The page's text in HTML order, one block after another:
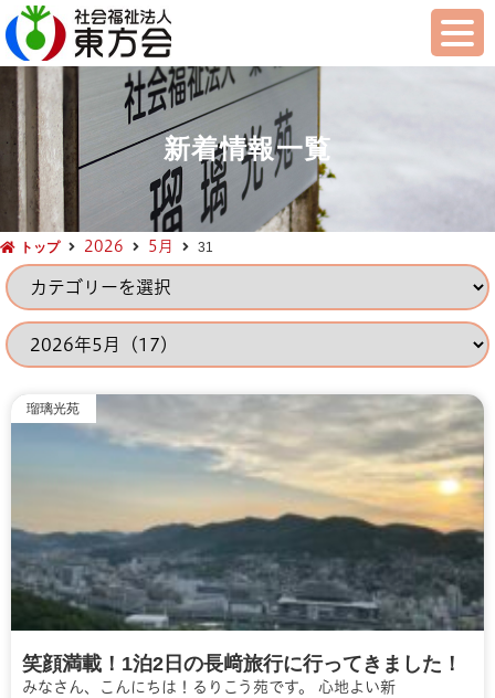
新着情報一覧
トップ 2026 5月 31
瑠璃光苑
笑顔満載！1泊2日の長﨑旅行に行ってきました！
みなさん、こんにちは！るりこう苑です。 心地よい新